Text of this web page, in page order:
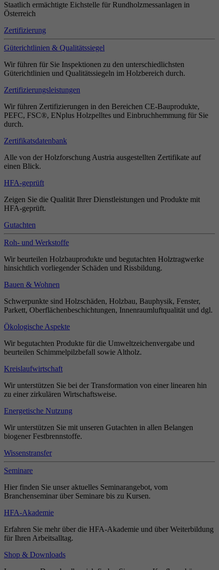
Staatlich ermächtigte Eichstelle für Rundholzmessanlagen in
Österreich
Zertifizierung
Güterichtlinien & Qualitätssiegel
Wir führen für Sie Inspektionen zu den unterschiedlichsten
Güterichtlinien und Qualitätssiegeln im Holzbereich durch.
Zertifizierungsleistungen
Wir führen Zertifizierungen in den Bereichen CE-Bauprodukte,
PEFC, FSC®, ENplus Holzpelltes und Einbruchhemmung für Sie
durch.
Zertifikatsdatenbank
Alle von der Holzforschung Austria ausgestellten Zertifikate auf
einen Blick.
HFA-geprüft
Zeigen Sie die Qualität Ihrer Dienstleistungen und Produkte mit
HFA-geprüft.
Gutachten
Roh- und Werkstoffe
Wir beurteilen Holzbauprodukte und begutachten Holztragwerke
hinsichtlich vorliegender Schäden und Rissbildung.
Bauen & Wohnen
Schwerpunkte sind Holzschäden, Holzbau, Bauphysik, Fenster,
Parkett, Oberflächenbeschichtungen, Innenraumluftqualität und dgl.
Ökologische Aspekte
Wir begutachten Produkte für die Umweltzeichenvergabe und
beurteilen Schimmelpilzbefall sowie Altholz.
Kreislaufwirtschaft
Wir unterstützen Sie bei der Transformation von einer linearen hin
zu einer zirkulären Wirtschaftsweise.
Energetische Nutzung
Wir unterstützen Sie mit unseren Gutachten in allen Belangen
biogener Festbrennstoffe.
Wissenstransfer
Seminare
Hier finden Sie unser aktuelles Seminarangebot, vom
Branchenseminar über Seminare bis zu Kursen.
HFA-Akademie
Erfahren Sie mehr über die HFA-Akademie und über Weiterbildung
für Ihren Arbeitsalltag.
Shop & Downloads